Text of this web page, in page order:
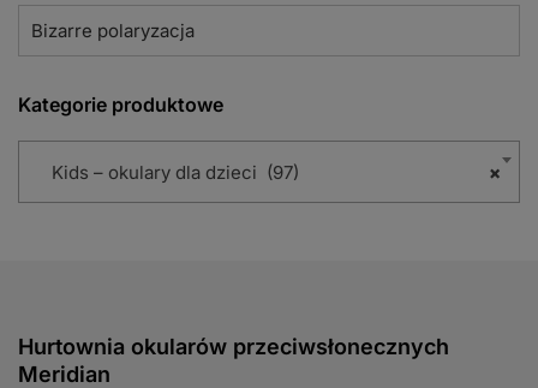
Bizarre polaryzacja
Kategorie produktowe
×
Kids – okulary dla dzieci (97)
Hurtownia okularów przeciwsłonecznych
Meridian